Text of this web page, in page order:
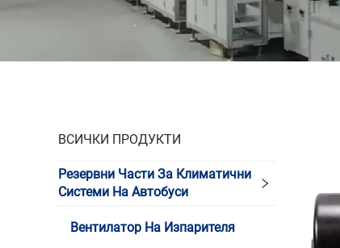
ВСИЧКИ ПРОДУКТИ
Резервни Части За Климатични
Системи На Автобуси
Вентилатор На Изпарителя